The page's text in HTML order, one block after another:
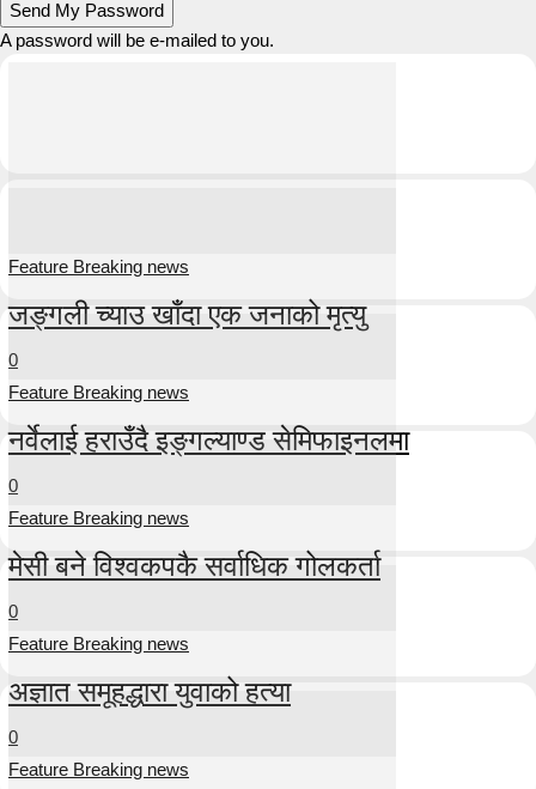
A password will be e-mailed to you.
Feature Breaking news
जङ्गली च्याउ खाँदा एक जनाको मृत्यु
0
Feature Breaking news
नर्वेलाई हराउँदै इङ्गल्याण्ड सेमिफाइनलमा
0
Feature Breaking news
मेसी बने विश्वकपकै सर्वाधिक गोलकर्ता
0
Feature Breaking news
अज्ञात समूहद्धारा युवाको हत्या
0
Feature Breaking news